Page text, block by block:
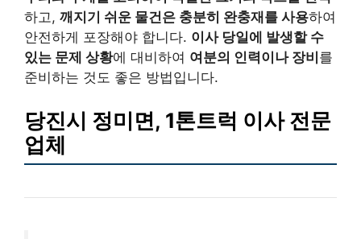
하고, 깨지기 쉬운 물건은 충분히 완충재를 사용하여
안전하게 포장해야 합니다. 이사 당일에 발생할 수
있는 문제 상황에 대비하여 여분의 인력이나 장비 를
준비하는 것도 좋은 방법입니다.
당진시 정미면, 1톤트럭 이사 전문
업체